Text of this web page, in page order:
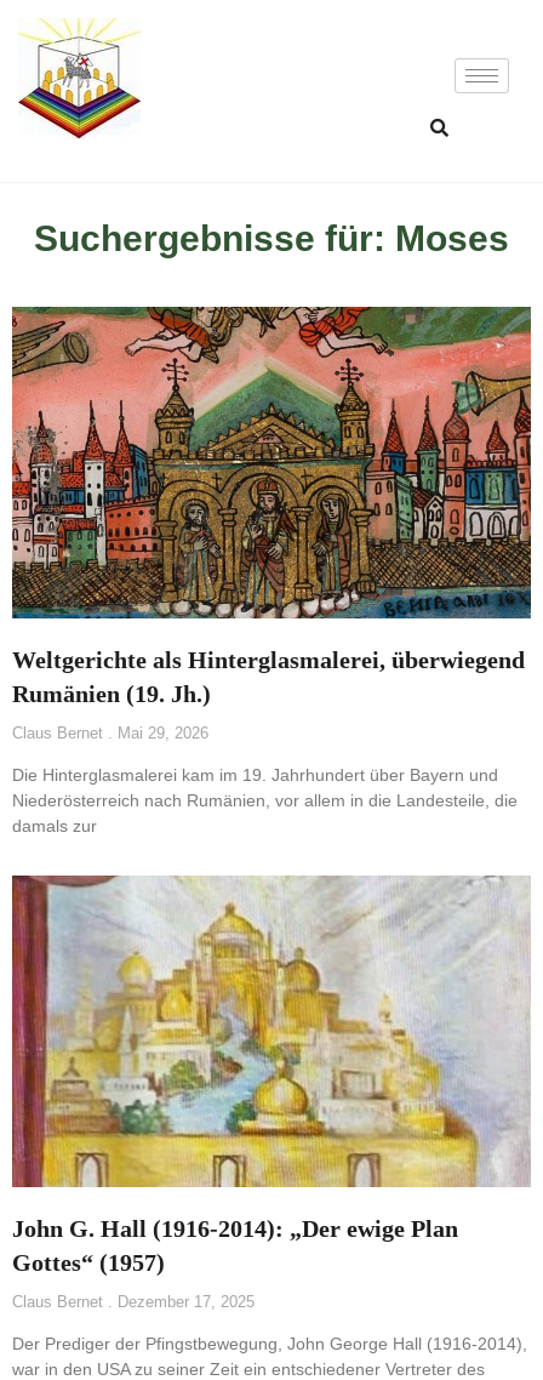
Suchergebnisse für: Moses
Weltgerichte als Hinterglasmalerei, überwiegend
Rumänien (19. Jh.)
Claus Bernet Mai 29, 2026
Die Hinterglasmalerei kam im 19. Jahrhundert über Bayern und
Niederösterreich nach Rumänien, vor allem in die Landesteile, die
damals zur
John G. Hall (1916-2014): „Der ewige Plan
Gottes“ (1957)
Claus Bernet Dezember 17, 2025
Der Prediger der Pfingstbewegung, John George Hall (1916-2014),
war in den USA zu seiner Zeit ein entschiedener Vertreter des